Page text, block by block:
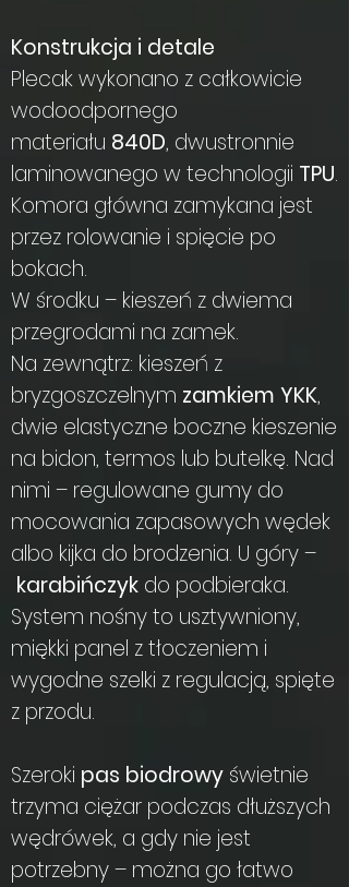
Konstrukcja i detale
Plecak wykonano z całkowicie
wodoodpornego
materiału 840D, dwustronnie
laminowanego w technologii TPU.
Komora główna zamykana jest
przez rolowanie i spięcie po
bokach.
W środku – kieszeń z dwiema
przegrodami na zamek.
Na zewnątrz: kieszeń z
bryzgoszczelnym zamkiem YKK,
dwie elastyczne boczne kieszenie
na bidon, termos lub butelkę. Nad
nimi – regulowane gumy do
mocowania zapasowych wędek
albo kijka do brodzenia. U góry –
karabińczyk do podbieraka.
System nośny to usztywniony,
miękki panel z tłoczeniem i
wygodne szelki z regulacją, spięte
z przodu.
Szeroki pas biodrowy świetnie
trzyma ciężar podczas dłuższych
wędrówek, a gdy nie jest
potrzebny – można go łatwo